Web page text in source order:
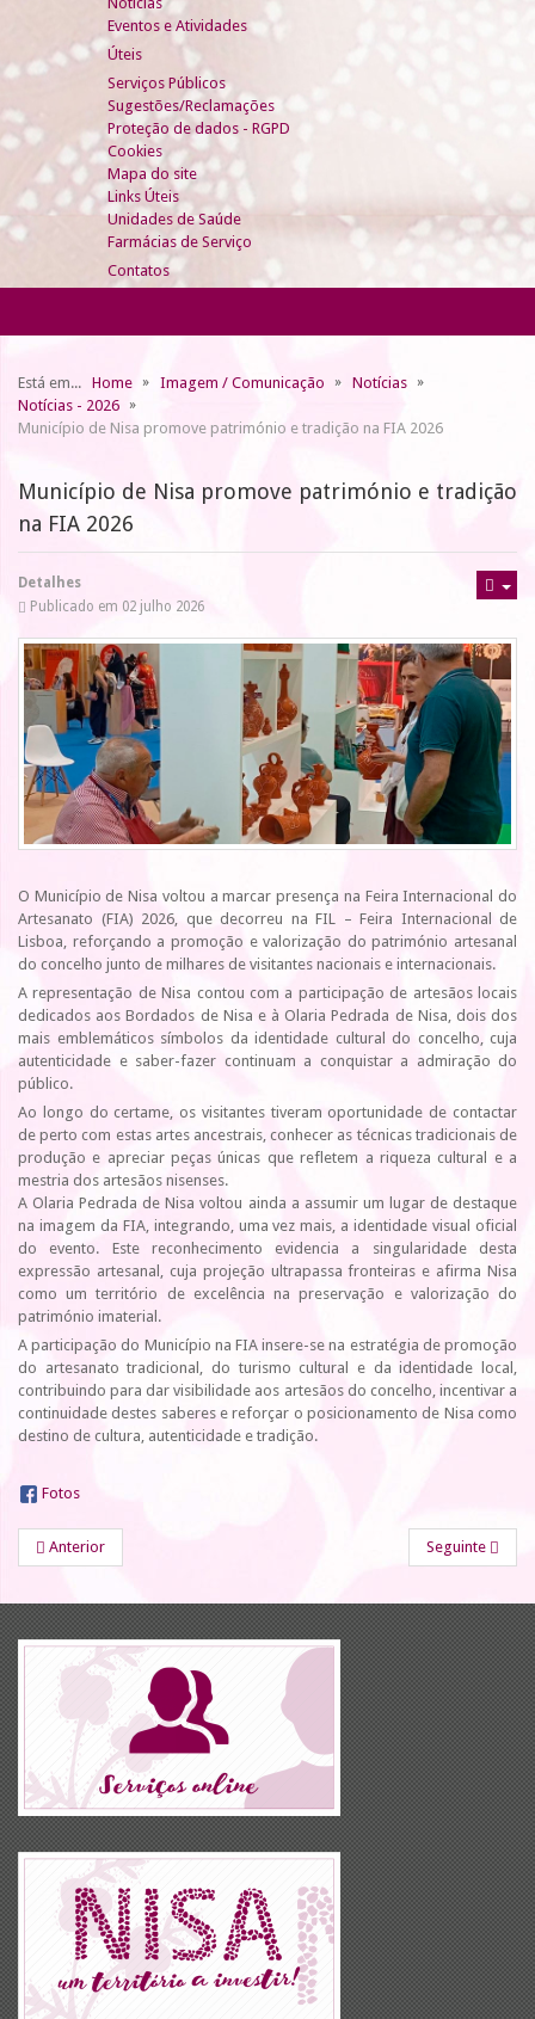
Eventos e Atividades
Úteis
Serviços Públicos
Sugestões/Reclamações
Proteção de dados - RGPD
Cookies
Mapa do site
Links Úteis
Unidades de Saúde
Farmácias de Serviço
Contatos
Está em... Home Imagem / Comunicação
Notícias
Notícias - 2026
Município de Nisa promove património e tradição na FIA 2026
Município de Nisa promove património e tradição
na FIA 2026
Detalhes
Publicado em 02 julho 2026
O Município de Nisa voltou a marcar presença na Feira Internacional do
Artesanato (FIA) 2026, que decorreu na FIL – Feira Internacional de
Lisboa, reforçando a promoção e valorização do património artesanal
do concelho junto de milhares de visitantes nacionais e internacionais.
A representação de Nisa contou com a participação de artesãos locais
dedicados aos Bordados de Nisa e à Olaria Pedrada de Nisa, dois dos
mais emblemáticos símbolos da identidade cultural do concelho, cuja
autenticidade e saber-fazer continuam a conquistar a admiração do
público.
Ao longo do certame, os visitantes tiveram oportunidade de contactar
de perto com estas artes ancestrais, conhecer as técnicas tradicionais de
produção e apreciar peças únicas que refletem a riqueza cultural e a
mestria dos artesãos nisenses.
A Olaria Pedrada de Nisa voltou ainda a assumir um lugar de destaque
na imagem da FIA, integrando, uma vez mais, a identidade visual oficial
do evento. Este reconhecimento evidencia a singularidade desta
expressão artesanal, cuja projeção ultrapassa fronteiras e afirma Nisa
como um território de excelência na preservação e valorização do
património imaterial.
A participação do Município na FIA insere-se na estratégia de promoção
do artesanato tradicional, do turismo cultural e da identidade local,
contribuindo para dar visibilidade aos artesãos do concelho, incentivar a
continuidade destes saberes e reforçar o posicionamento de Nisa como
destino de cultura, autenticidade e tradição.
Fotos
Anterior Seguinte